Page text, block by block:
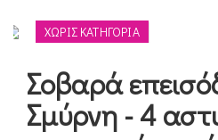
ΧΩΡΊΣ ΚΑΤΗΓΟΡΊΑ
Σοβαρά
Σμύρνη - 4